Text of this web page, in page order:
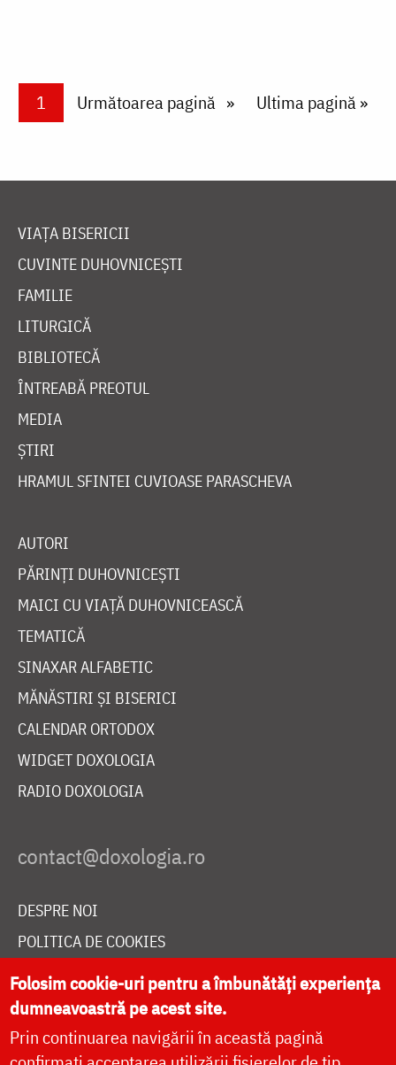
PaginareCurrent page
1 Next page
Următoarea pagină Last page
Ultima pagină »
VIAȚA BISERICII
CUVINTE DUHOVNICEȘTI
FAMILIE
LITURGICĂ
BIBLIOTECĂ
ÎNTREABĂ PREOTUL
MEDIA
ȘTIRI
HRAMUL SFINTEI CUVIOASE PARASCHEVA
AUTORI
PĂRINȚI DUHOVNICEȘTI
MAICI CU VIAȚĂ DUHOVNICEASCĂ
TEMATICĂ
SINAXAR ALFABETIC
MĂNĂSTIRI ȘI BISERICI
CALENDAR ORTODOX
WIDGET DOXOLOGIA
RADIO DOXOLOGIA
DESPRE NOI
POLITICA DE COOKIES
DONEAZĂ ONLINE PENTRU CATEDRALA NAȚIONALĂ
LIVE
Folosim cookie-uri pentru a îmbunătăți experiența
dumneavoastră pe acest site.
Prin continuarea navigării în această pagină